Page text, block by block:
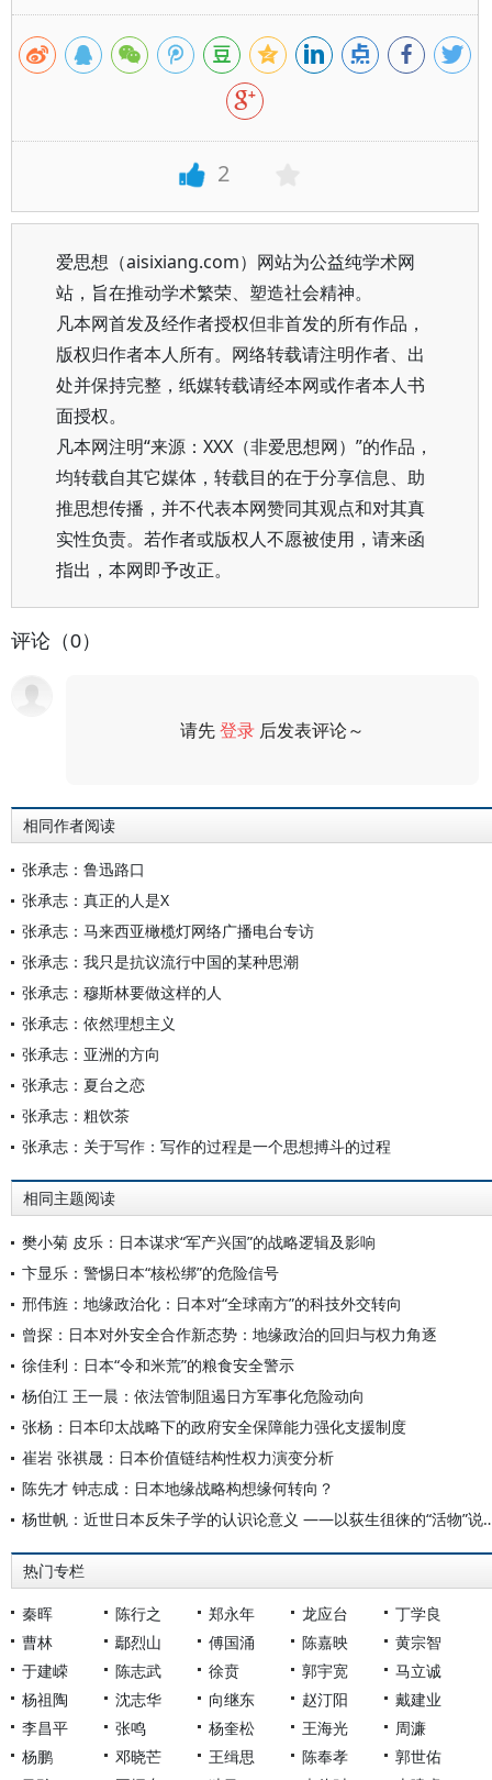
2
爱思想（aisixiang.com）网站为公益纯学术网
站，旨在推动学术繁荣、塑造社会精神。
凡本网首发及经作者授权但非首发的所有作品，
版权归作者本人所有。网络转载请注明作者、出
处并保持完整，纸媒转载请经本网或作者本人书
面授权。
凡本网注明“来源：XXX（非爱思想网）”的作品，
均转载自其它媒体，转载目的在于分享信息、助
推思想传播，并不代表本网赞同其观点和对其真
实性负责。若作者或版权人不愿被使用，请来函
指出，本网即予改正。
评论（0）
请先登录 后发表评论～
相同作者阅读
张承志：鲁迅路口
张承志：真正的人是X
张承志：马来西亚橄榄灯网络广播电台专访
张承志：我只是抗议流行中国的某种思潮
张承志：穆斯林要做这样的人
张承志：依然理想主义
张承志：亚洲的方向
张承志：夏台之恋
张承志：粗饮茶
张承志：关于写作：写作的过程是一个思想搏斗的过程
相同主题阅读
樊小菊 皮乐：日本谋求“军产兴国”的战略逻辑及影响
卞显乐：警惕日本“核松绑”的危险信号
邢伟旌：地缘政治化：日本对“全球南方”的科技外交转向
曾探：日本对外安全合作新态势：地缘政治的回归与权力角逐
徐佳利：日本“令和米荒”的粮食安全警示
杨伯江 王一晨：依法管制阻遏日方军事化危险动向
张杨：日本印太战略下的政府安全保障能力强化支援制度
崔岩 张祺晟：日本价值链结构性权力演变分析
陈先才 钟志成：日本地缘战略构想缘何转向？
杨世帆：近世日本反朱子学
热门专栏
秦晖 陈行之 郑永年 龙应台
丁学良
曹林
鄢烈山 傅国涌 陈嘉映
黄宗智
于建嵘
陈志武 徐贲 郭宇宽
马立诚
杨祖陶
沈志华 向继东 赵汀阳
戴建业
李昌平
张鸣 杨奎松 王海光
周濂
杨鹏
邓晓芒 王缉思 陈奉孝
郭世佑